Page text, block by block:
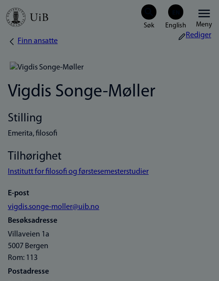
Hopp
Meny
Navigasjonssti
Finn ansatte
Rediger
Vigdis Songe-Møller
Stilling
Emerita, filosofi
Tilhørighet
Institutt for filosofi og førstesemesterstudier
E-post
vigdis.songe-moller@uib.no
Besøksadresse
Villaveien 1a
5007 Bergen
Rom: 113
Postadresse